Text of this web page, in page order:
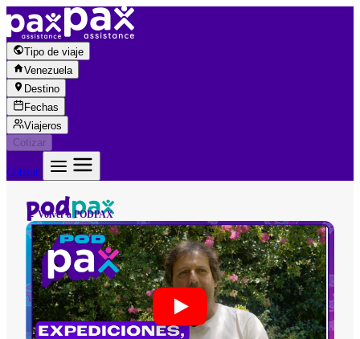
Saltar al contenido
Tipo de viaje
Venezuela
Destino
Fechas
Viajeros
Cotizar
Cotizar
← Volver a PODPAX